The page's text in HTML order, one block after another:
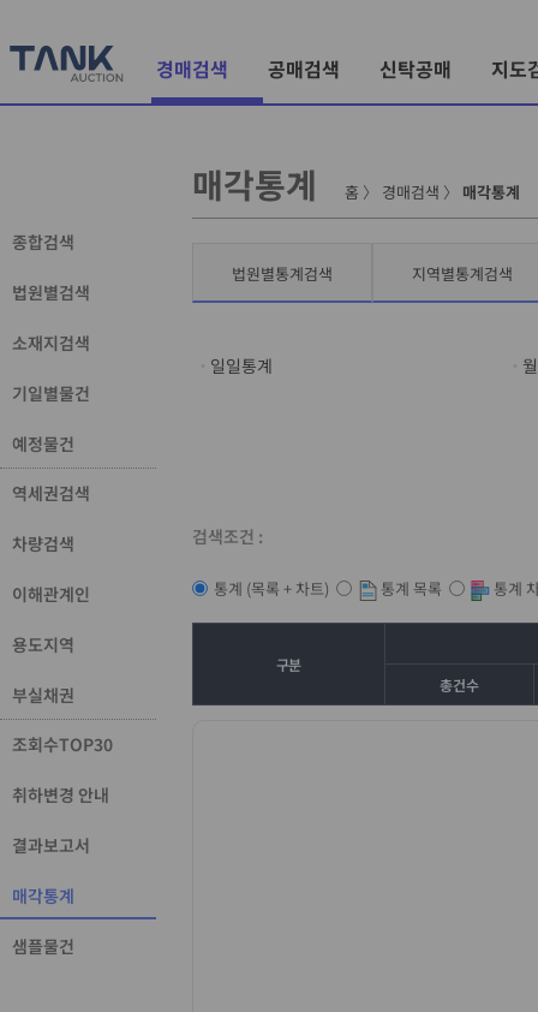
경매검색 공매검색 신탁공매 지도
종합검색
법원별검색
소재지검색
기일별물건
예정물건
역세권검색
차량검색
이해관계인
용도지역
부실채권
조회수TOP30
취하변경 안내
결과보고서
매각통계
샘플물건
매각통계 홈 〉 경매검색 〉 매각통계
법원별통계검색 지역별통계검색
일일통계
검색조건 :
통계 (목록 + 차트) 통계 목록 통계
구분
총건수